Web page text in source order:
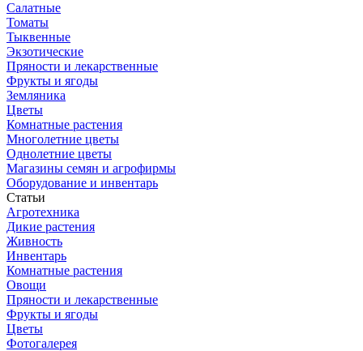
Салатные
Томаты
Тыквенные
Экзотические
Пряности и лекарственные
Фрукты и ягоды
Земляника
Цветы
Комнатные растения
Многолетние цветы
Однолетние цветы
Магазины семян и агрофирмы
Оборудование и инвентарь
Статьи
Агротехника
Дикие растения
Живность
Инвентарь
Комнатные растения
Овощи
Пряности и лекарственные
Фрукты и ягоды
Цветы
Фотогалерея